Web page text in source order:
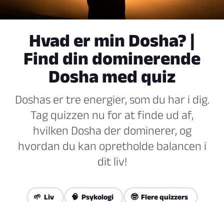
Hvad er min Dosha? |
Find din dominerende
Dosha med quiz
Doshas er tre energier, som du har i dig.
Tag quizzen nu for at finde ud af,
hvilken Dosha der dominerer, og
hvordan du kan opretholde balancen i
dit liv!
🌱 Liv 🧠 Psykologi 🤓 Flere quizzers